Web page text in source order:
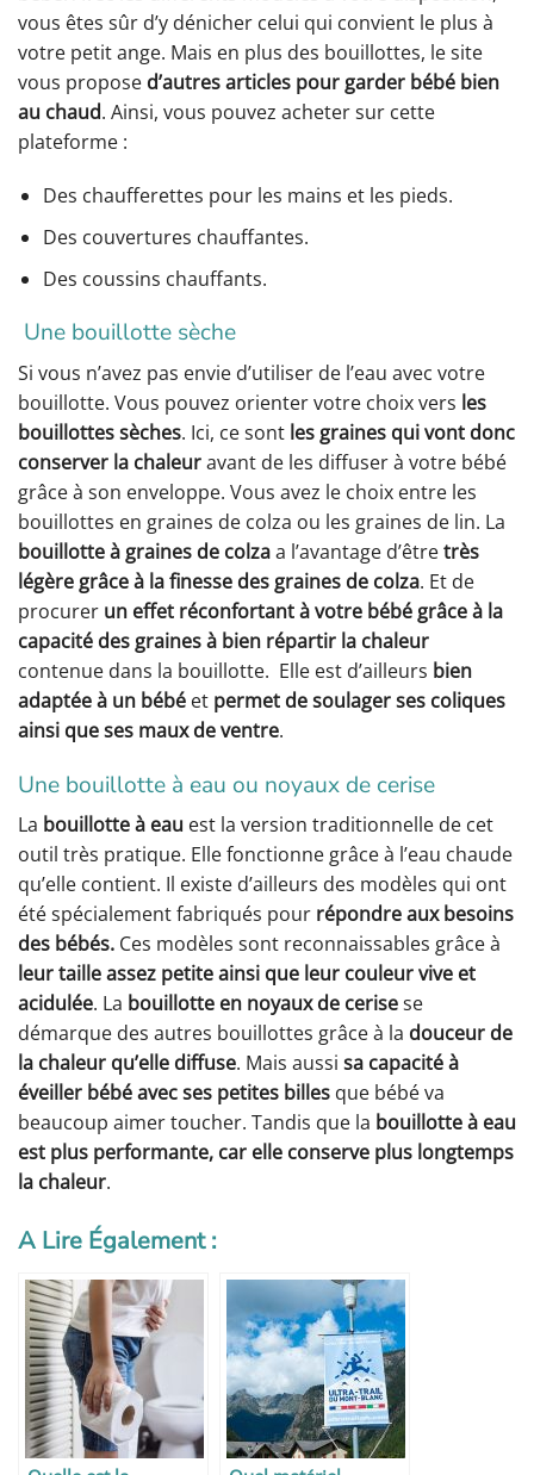
vous êtes sûr d’y dénicher celui qui convient le plus à
votre petit ange. Mais en plus des bouillottes, le site
vous propose d’autres articles pour garder bébé bien
au chaud. Ainsi, vous pouvez acheter sur cette
plateforme :
Des chaufferettes pour les mains et les pieds.
Des couvertures chauffantes.
Des coussins chauffants.
Une bouillotte sèche
Si vous n’avez pas envie d’utiliser de l’eau avec votre
bouillotte. Vous pouvez orienter votre choix vers les
bouillottes sèches. Ici, ce sont les graines qui vont donc
conserver la chaleuravant de les diffuser à votre bébé
grâce à son enveloppe. Vous avez le choix entre les
bouillottes en graines de colza ou les graines de lin. La
bouillotte à graines de colzaa l’avantage d’êtretrès
légère grâce à la finesse des graines de colza. Et de
procurer un effet réconfortant à votre bébé grâce à la
capacité des graines à bien répartir la chaleur
contenue dans la bouillotte. Elle est d’ailleurs bien
adaptée à un bébé et permet de soulager ses coliques
ainsi que ses maux de ventre.
Une bouillotte à eau ou noyaux de cerise
La bouillotte à eau est la version traditionnelle de cet
outil très pratique. Elle fonctionne grâce à l’eau chaude
qu’elle contient. Il existe d’ailleurs des modèles qui ont
été spécialement fabriqués pour répondre aux besoins
des bébés. Ces modèles sont reconnaissables grâce à
leur taille assez petite ainsi que leur couleur vive et
acidulée. La bouillotte en noyaux de cerisese
démarque des autres bouillottes grâce à la douceur de
la chaleur qu’elle diffuse. Mais aussi sa capacité à
éveiller bébé avec ses petites billes que bébé va
beaucoup aimer toucher. Tandis que la bouillotte à eau
est plus performante, car elle conserve plus longtemps
la chaleur.
A Lire Également :